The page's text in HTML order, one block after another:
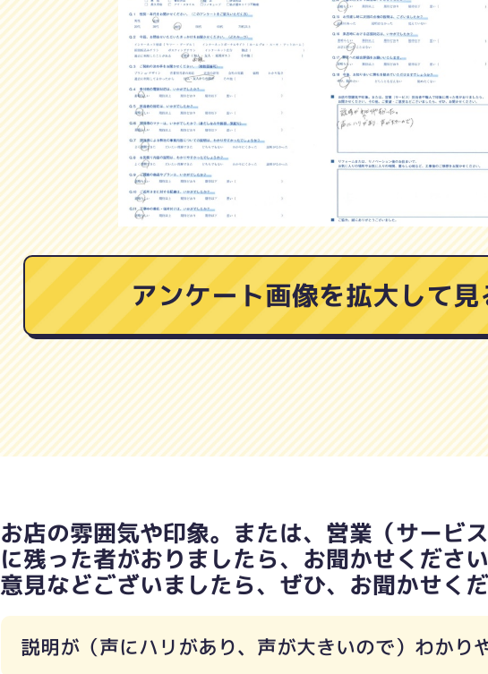
アンケート画像を拡大して見
お店の雰囲気や印象。または、営業（サービ
に残った者がおりましたら、お聞かせくださ
意見などございましたら、ぜひ、お聞かせくだ
説明が（声にハリがあり、声が大きいので）わかり